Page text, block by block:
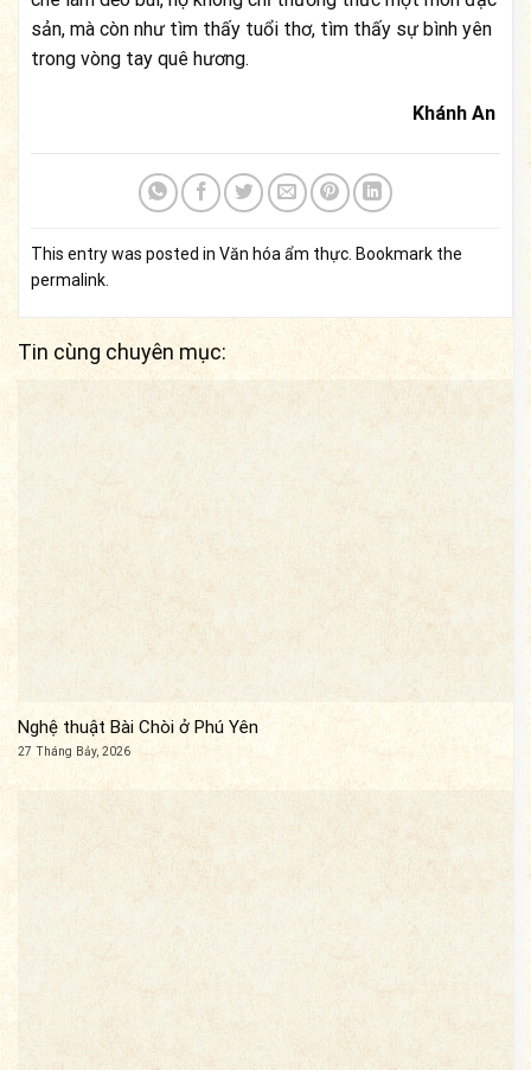
sản, mà còn như tìm thấy tuổi thơ, tìm thấy sự bình yên
trong vòng tay quê hương.
Khánh An
This entry was posted in Văn hóa ẩm thực . Bookmark the
permalink
Tin cùng chuyên mục:
Nghệ thuật Bài Chòi ở Phú Yên
27 Tháng Bảy, 2026